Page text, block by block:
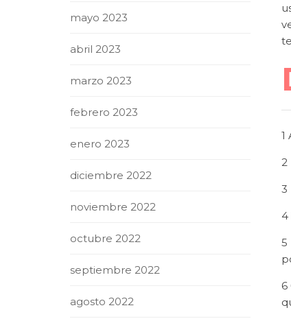
1
2
3
4
5
6
mayo 2023
abril 2023
marzo 2023
febrero 2023
enero 2023
diciembre 2022
noviembre 2022
octubre 2022
septiembre 2022
agosto 2022